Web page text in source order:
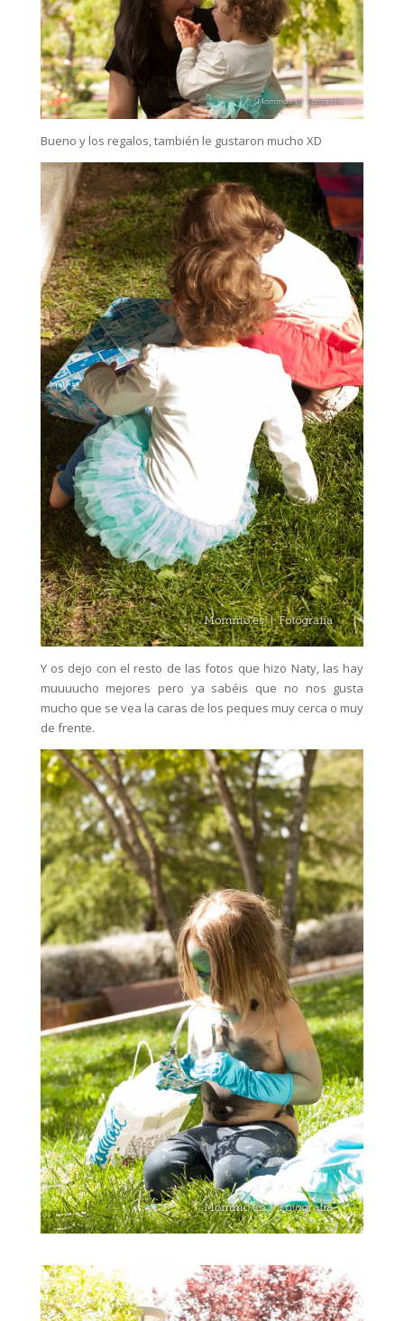
Bueno y los regalos, también le gustaron mucho XD
Y os dejo con el resto de las fotos que hizo Naty, las hay
muuuucho mejores pero ya sabéis que no nos gusta
mucho que se vea la caras de los peques muy cerca o muy
de frente.